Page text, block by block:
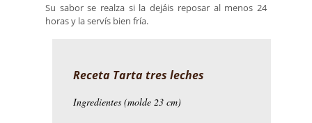
Su sabor se realza si la dejáis reposar al menos 24
horas y la servís bien fría.
Receta Tarta tres leches
Ingredientes (molde 23 cm)